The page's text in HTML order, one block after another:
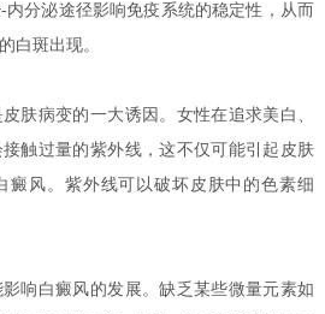
分泌途径影响免疫系统的稳定性，从而
白斑出现。
病变的一大诱因。女性在追求美白、
触过量的紫外线，这不仅可能引起皮肤
癜风。紫外线可以破坏皮肤中的色素细
白癜风的发展。缺乏某些微量元素如